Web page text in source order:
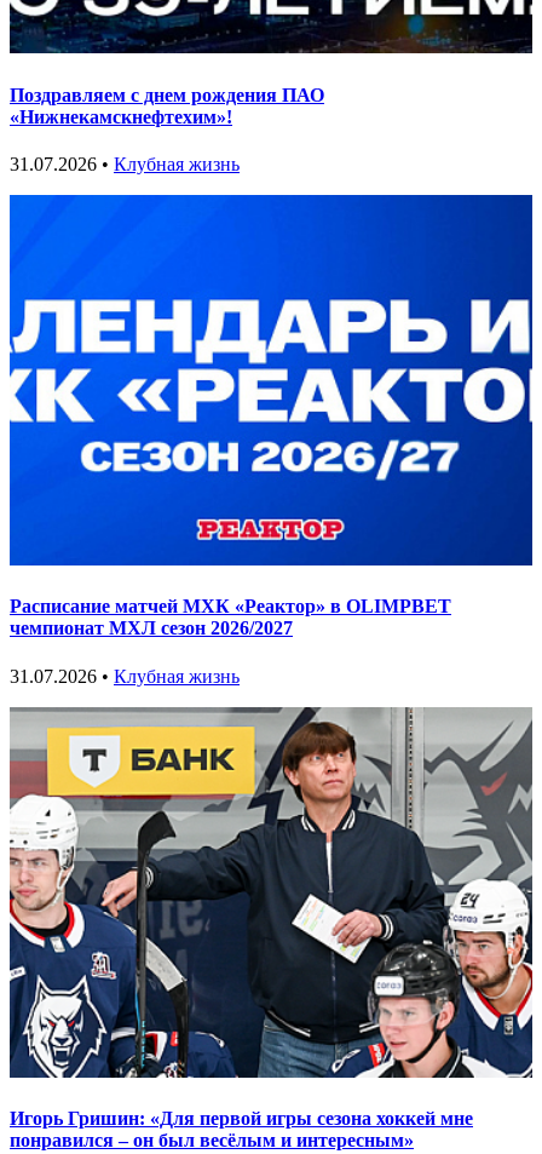
Поздравляем с днем рождения ПАО
«Нижнекамскнефтехим»!
31.07.2026 • Клубная жизнь
Расписание матчей МХК «Реактор» в OLIMPBET
чемпионат МХЛ сезон 2026/2027
31.07.2026 • Клубная жизнь
Игорь Гришин: «Для первой игры сезона хоккей мне
понравился – он был весёлым и интересным»